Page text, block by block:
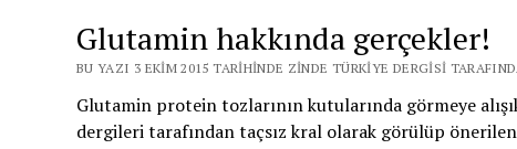
Glutamin hakkında gerçekler!
BU YAZI 3 EKIM 2015 TARIHINDE ZINDE TÜRKIYE DERGISI
Glutamin protein tozlarının kutularında görmeye
dergileri tarafından taçsız kral olarak görülüp